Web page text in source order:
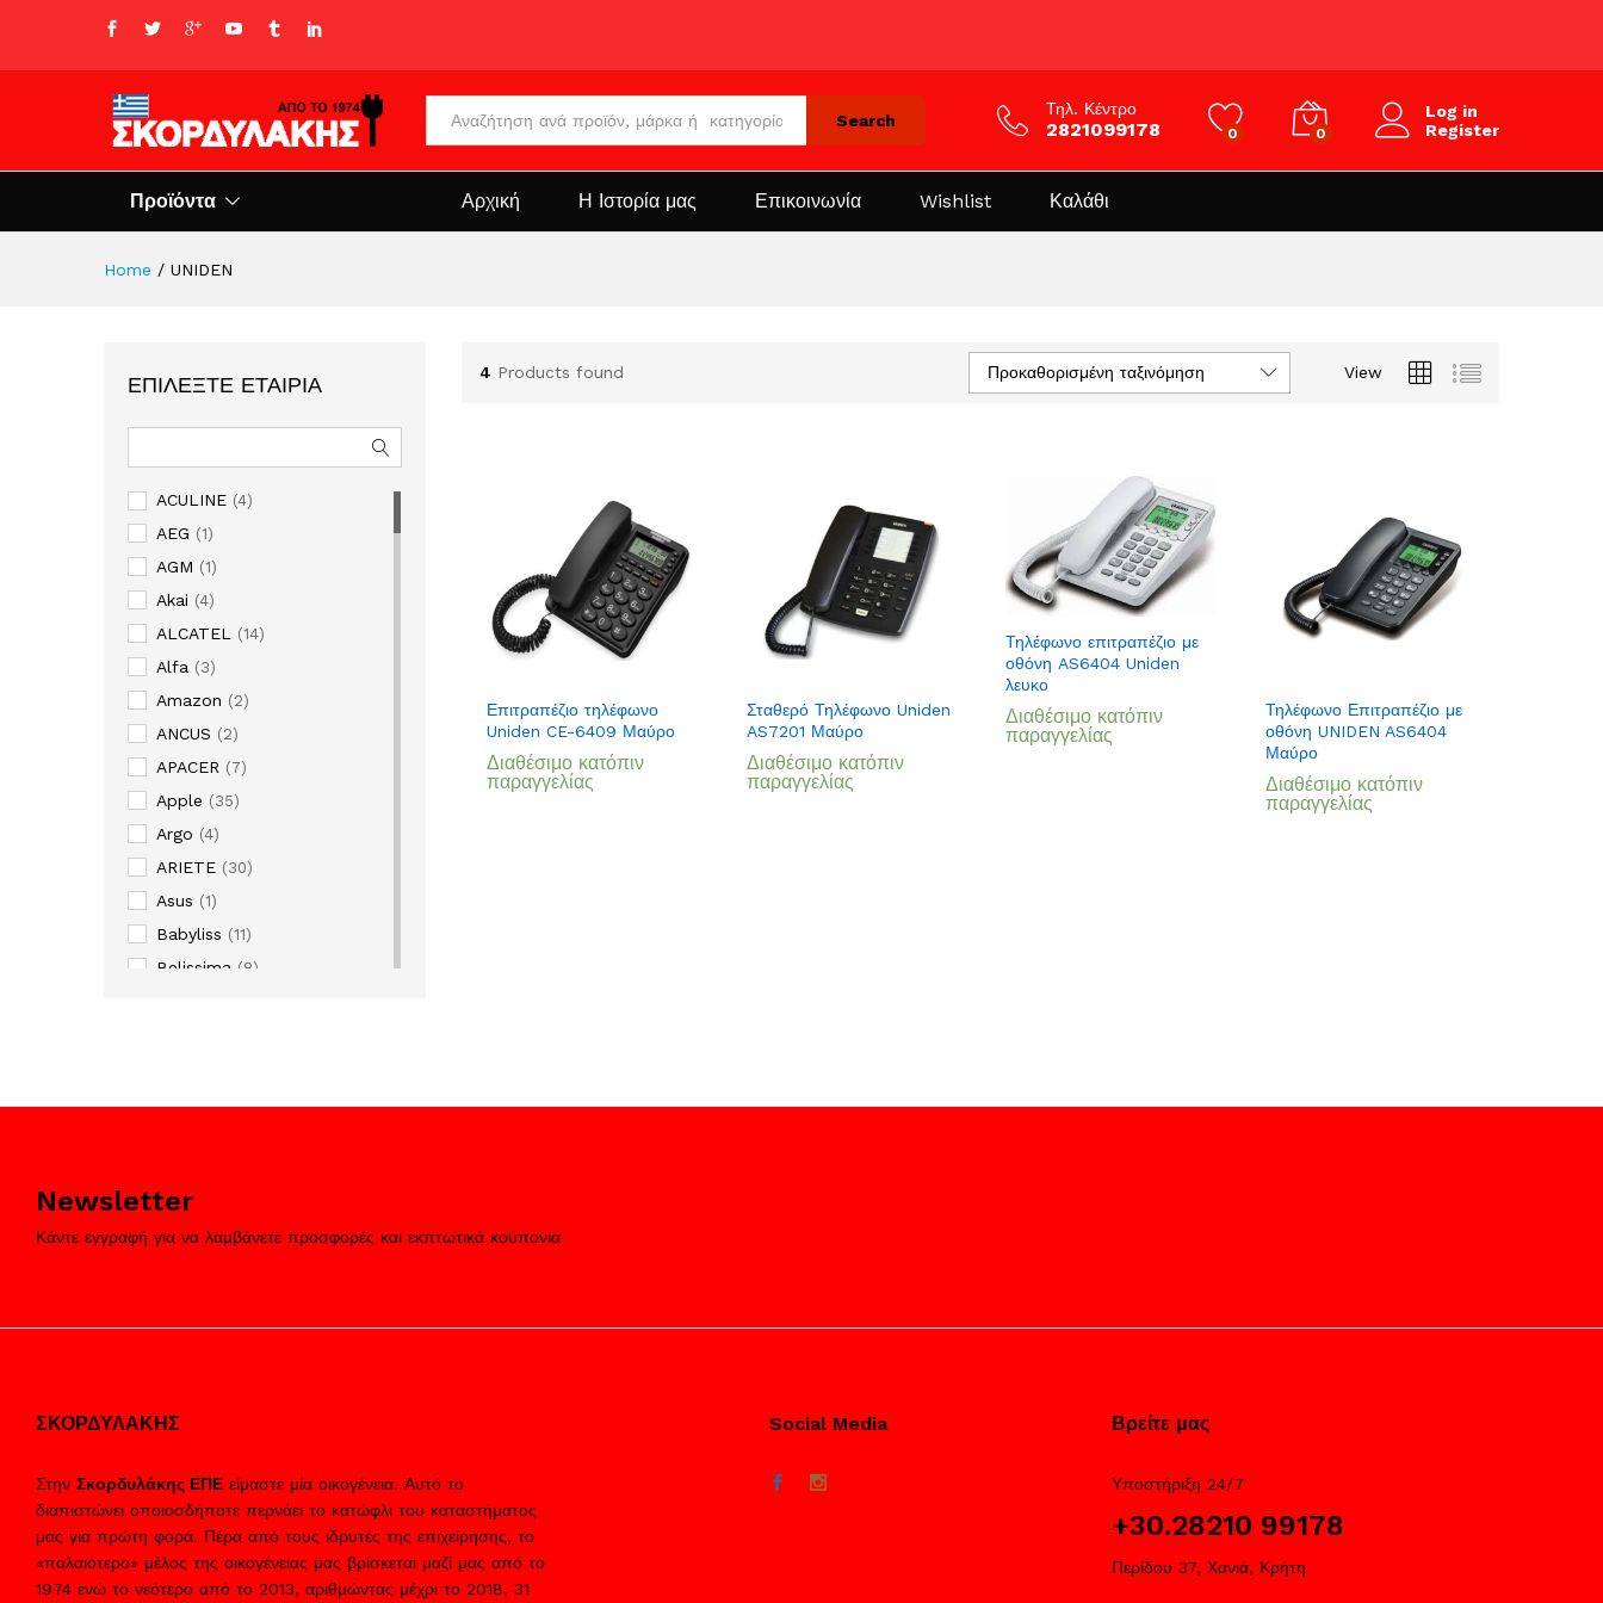
Search
Τηλ. Κέντρο
2821099178 0 0
Log in
Register
Προϊόντα Αρχική Η Ιστορία μας Επικοινωνία Wishlist Καλάθι
Home / UNIDEN
4 Products found View
Προκαθορισμένη ταξινόμηση
Add
to
Wish
Επιτραπέζιο τηλέφωνο
Uniden CE-6409 Μαύρο
Διαθέσιμο κατόπιν
παραγγελίας
Add
to
Wish
Σταθερό Τηλέφωνο Uniden
AS7201 Μαύρο
Διαθέσιμο κατόπιν
παραγγελίας
Add
to
list
Τηλέφωνο επιτραπέζιο με
οθόνη AS6404 Uniden
λευκο
Διαθέσιμο κατόπιν
παραγγελίας
Add
to
list
Τηλέφωνο Επιτραπέζιο με
οθόνη UNIDEN AS6404
Μαύρο
Διαθέσιμο κατόπιν
παραγγελίας
ΕΠΙΛΈΞΤΕ ΕΤΑΙΡΊΑ
ACULINE (4)
AEG (1)
AGM (1)
Akai (4)
ALCATEL (14)
Alfa (3)
Amazon (2)
ANCUS (2)
APACER (7)
Apple (35)
Argo (4)
ARIETE (30)
Asus (1)
Babyliss (11)
Belissima (8)
CANDY
Canon (9)
Clatronic (3)
Cvmore
Davoline
DELL (7)
DELONGHI (46)
Newsletter
Κάντε εγγραφή για να λαμβάνετε προσφορές και εκπτωτικά κούπονια
ΣΚΟΡΔΥΛΑΚΗΣ
Στην Σκορδυλάκης ΕΠΕ είμαστε μία οικογένεια. Αυτό το
διαπιστώνει οποιοσδήποτε περνάει το κατώφλι του καταστήματος
μας για πρώτη φορά. Πέρα από τους ιδρυτές της επιχείρησης, το
«παλαιότερο» μέλος της οικογένειας μας βρίσκεται μαζί μας από το
1974 ενώ το νεότερο από το 2013, αριθμώντας μέχρι το 2018, 31
Social Media Βρείτε μας
Υποστήριξη 24/7
+30.28210 99178
Περίδου 37, Χανιά, Κρήτη